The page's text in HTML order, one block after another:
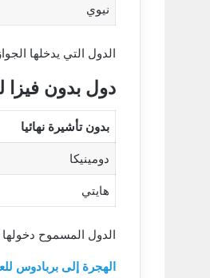
نيوي
الدول التي يدخلها
دول بدون فيزا
بدون تأشيرة نهائيا
دومينيكا
هايتي
الدول المسموح دخولها
الهجرة إلى بربادوس